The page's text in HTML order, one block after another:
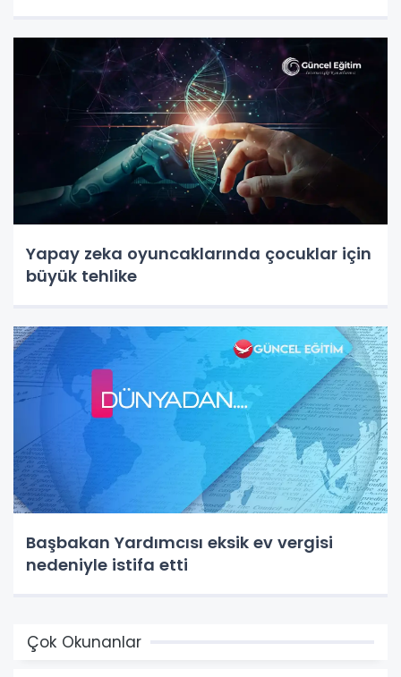
Yapay zeka oyuncaklarında çocuklar için
büyük tehlike
Başbakan Yardımcısı eksik ev vergisi
nedeniyle istifa etti
Çok Okunanlar